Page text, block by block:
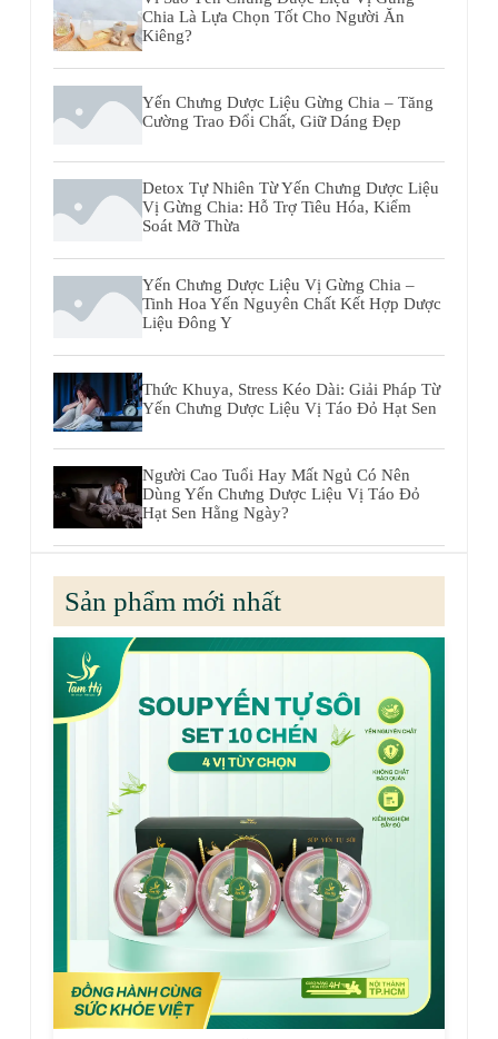
Chia Là Lựa Chọn Tốt Cho Người Ăn
Kiêng?
Yến Chưng Dược Liệu Gừng Chia – Tăng
Cường Trao Đổi Chất, Giữ Dáng Đẹp
Detox Tự Nhiên Từ Yến Chưng Dược Liệu
Vị Gừng Chia: Hỗ Trợ Tiêu Hóa, Kiểm
Soát Mỡ Thừa
Yến Chưng Dược Liệu Vị Gừng Chia –
Tinh Hoa Yến Nguyên Chất Kết Hợp Dược
Liệu Đông Y
Thức Khuya, Stress Kéo Dài: Giải Pháp Từ
Yến Chưng Dược Liệu Vị Táo Đỏ Hạt Sen
Người Cao Tuổi Hay Mất Ngủ Có Nên
Dùng Yến Chưng Dược Liệu Vị Táo Đỏ
Hạt Sen Hằng Ngày?
Sản phẩm mới nhất